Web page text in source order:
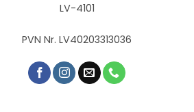
LV-4101
PVN Nr. LV40203313036